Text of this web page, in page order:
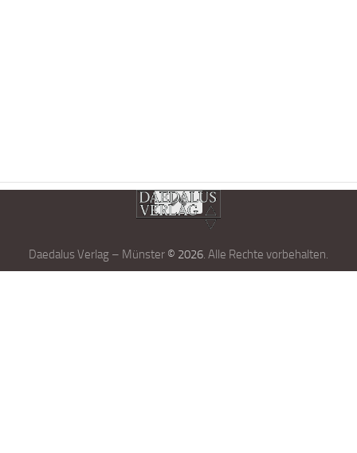
Daedalus Verlag – Münster © 2026. Alle Rechte vorbehalten.